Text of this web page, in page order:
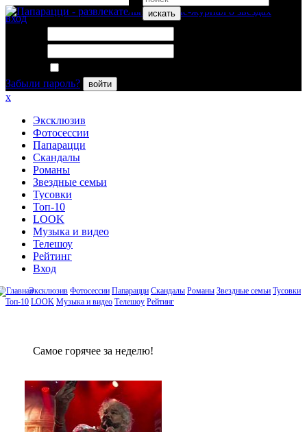
искать
вход
Забыли пароль?
войти
x
Эксклюзив
Фотосессии
Папарацци
Скандалы
Романы
Звездные семьи
Тусовки
Топ-10
LOOK
Музыка и видео
Телешоу
Рейтинг
Вход
Эксклюзив Фотосессии Папарацци Скандалы Романы Звездные семьи Тусовки
Топ-10 LOOK Музыка и видео Телешоу Рейтинг
Сaмое гoрячее за неделю!